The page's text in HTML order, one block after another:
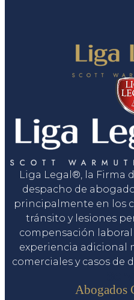
Liga Legal®, la Firma
despacho de
principalmente en los
tránsito y lesiones
compensación
experiencia adicional
comerciales y casos de
Abogados